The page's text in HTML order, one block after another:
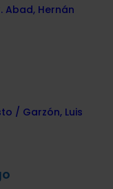
Abad, Hernán
/ Garzón, Luis